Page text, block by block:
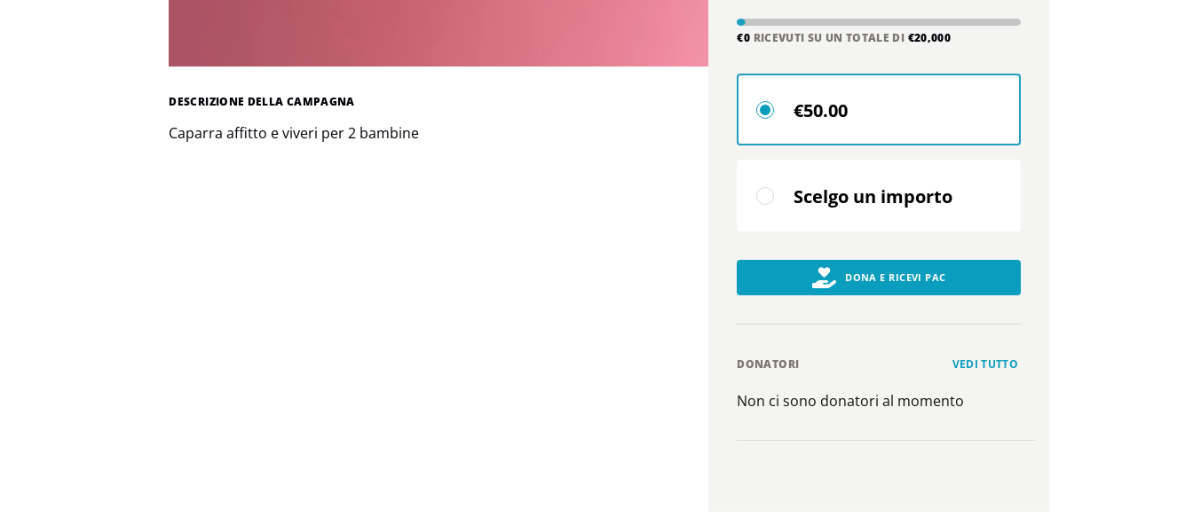
DESCRIZIONE DELLA CAMPAGNA
Caparra affitto e viveri per 2 bambine
€0 RICEVUTI SU UN TOTALE DI €20,000
€50.00
Scelgo un importo
DONA E RICEVI PAC
DONATORI VEDI TUTTO
Non ci sono donatori al momento